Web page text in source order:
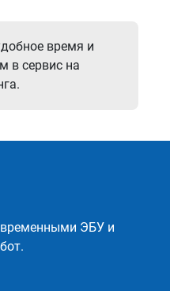
время и
в сервис на
ЭБУ и